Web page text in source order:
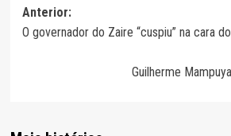
Navegação
de
Anterior:
O governador do Zaire “cuspiu” na cara
Guilherme